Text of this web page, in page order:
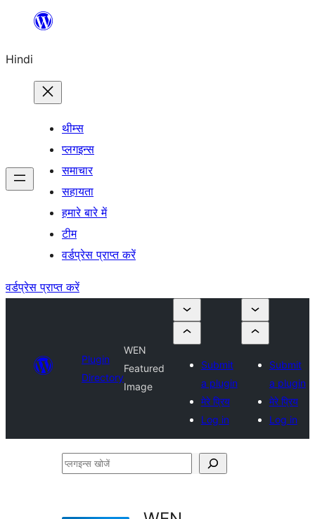
सामग्री
जाएं
Hindi
थीम्स
प्लगइन्स
समाचार
सहायता
हमारे बारे में
टीम
वर्डप्रेस प्राप्त करें
वर्डप्रेस प्राप्त करें
Plugin
Directory
WEN
Featured
Image
Submit
a plugin
मेरे प्रिय
Log in
Submit
a plugin
मेरे प्रिय
Log in
प्लगइन्स